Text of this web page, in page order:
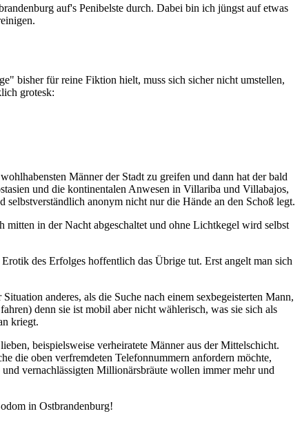
auf's Penibelste durch. Dabei bin ich jüngst auf etwas
bisher für reine Fiktion hielt, muss sich sicher nicht umstellen,
grotesk:
Männer der Stadt zu greifen und dann hat der bald
und die kontinentalen Anwesen in Villariba und Villabajos,
anonym nicht nur die Hände an den Schoß legt.
mitten in der Nacht abgeschaltet und ohne Lichtkegel wird selbst
des Erfolges hoffentlich das Übrige tut. Erst angelt man sich
anderes, als die Suche nach einem sexbegeisterten Mann,
denn sie ist mobil aber nicht wählerisch, was sie sich als
kriegt.
beispielsweise verheiratete Männer aus der Mittelschicht.
die oben verfremdeten Telefonnummern anfordern möchte,
vernachlässigten Millionärsbräute wollen immer mehr und
in Ostbrandenburg!